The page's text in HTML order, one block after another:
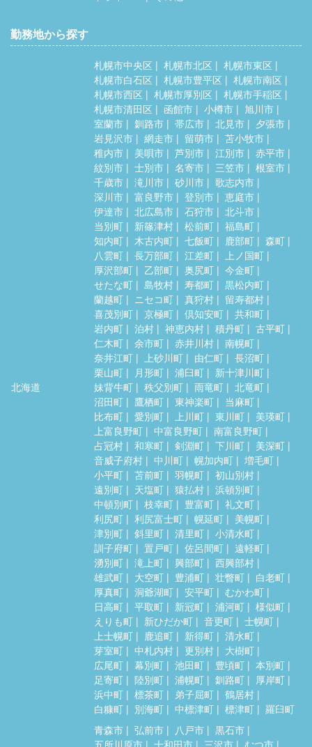
勤務地から探す
北海道
札幌市中央区 札幌市北区
札幌市東区
札幌市白石区
札幌市豊平区
札幌市南区
札幌市西区
札幌市厚別区
札幌市手稲区
札幌市清田区
函館市 小樽市
旭川市
室蘭市
釧路市 帯広市 北見市
夕張市
岩見沢市
網走市 留萌市
苫小牧市
稚内市
美唄市 芦別市 江別市
赤平市
紋別市
士別市 名寄市 三笠市
根室市
千歳市
滝川市 砂川市
歌志内市
深川市
富良野市 登別市
恵庭市
伊達市
北広島市 石狩市
北斗市
当別町
新篠津村 松前町
福島町
知内町
木古内町 七飯町 鹿部町
森町
八雲町
長万部町 江差町
上ノ国町
厚沢部町
乙部町 奥尻町
今金町
せたな町
島牧村 寿都町
黒松内町
蘭越町
ニセコ町 真狩村
留寿都村
喜茂別町
京極町 倶知安町
共和町
岩内町
泊村 神恵内村 積丹町
古平町
仁木町
余市町 赤井川村
南幌町
奈井江町
上砂川町 由仁町
長沼町
栗山町
月形町 浦臼町
新十津川町
妹背牛町
秩父別町 雨竜町
北竜町
沼田町
鷹栖町 東神楽町
当麻町
比布町
愛別町 上川町 東川町
美瑛町
上富良野町
中富良野町
南富良野町
占冠村
和寒町 剣淵町 下川町
美深町
音威子府村
中川町 幌加内町
増毛町
小平町
苫前町 羽幌町
初山別村
遠別町
天塩町 猿払村
浜頓別町
中頓別町
枝幸町 豊富町
礼文町
利尻町
利尻富士町 幌延町
美幌町
津別町
斜里町 清里町
小清水町
訓子府町
置戸町 佐呂間町
遠軽町
湧別町
滝上町 興部町
西興部村
雄武町
大空町 豊浦町 壮瞥町
白老町
厚真町
洞爺湖町 安平町
むかわ町
日高町
平取町 新冠町 浦河町
様似町
えりも町
新ひだか町 音更町
士幌町
上士幌町
鹿追町 新得町
清水町
芽室町
中札内村 更別村
大樹町
広尾町
幕別町 池田町 豊頃町
本別町
足寄町
陸別町 浦幌町 釧路町
厚岸町
浜中町
標茶町 弟子屈町
鶴居村
白糠町
別海町 中標津町 標津町 羅臼町
青森市 弘前市 八戸市
黒石市
五所川原市
十和田市 三沢市
むつ市